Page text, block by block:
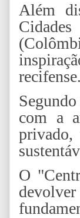
Além
recifense.
com a
O
devolver